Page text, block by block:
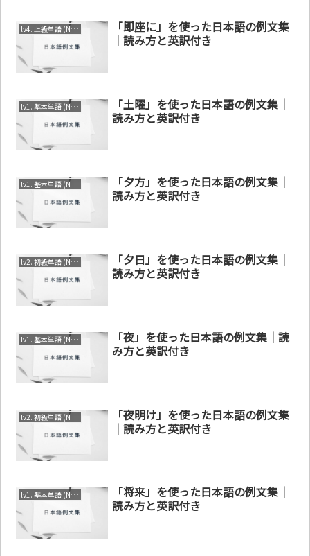
lv4. 上級単語 (N1～N2)
「即座に」を使った日本語の例文集
｜読み方と英訳付き
lv1. 基本単語 (N4～N5)
「土曜」を使った日本語の例文集｜
読み方と英訳付き
lv1. 基本単語 (N4～N5)
「夕方」を使った日本語の例文集｜
読み方と英訳付き
lv2. 初級単語 (N3～N4)
「夕日」を使った日本語の例文集｜
読み方と英訳付き
lv1. 基本単語 (N4～N5)
「夜」を使った日本語の例文集｜読
み方と英訳付き
lv2. 初級単語 (N3～N4)
「夜明け」を使った日本語の例文集
｜読み方と英訳付き
lv1. 基本単語 (N4～N5)
「将来」を使った日本語の例文集｜
読み方と英訳付き